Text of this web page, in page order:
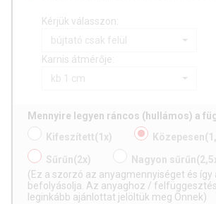
Kérjük válasszon:
bújtató csak felül
Karnis átmérője:
kb 1 cm
Mennyire legyen ráncos (hullámos) a
Kifeszített(1x) Közepesen
Sűrűn(2x) Nagyon sűrűn
(Ez a szorzó az anyagmennyiséget és így
befolyásolja. Az anyaghoz /
leginkább ajánlottat jelöltük meg Önnek)